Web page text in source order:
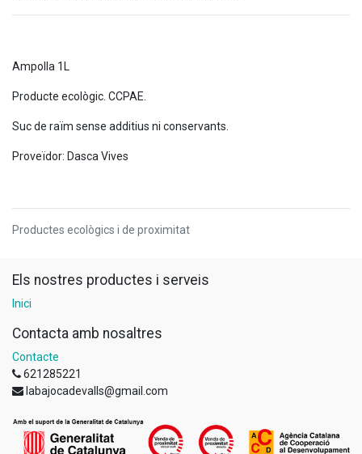
Ampolla 1L
Producte ecològic. CCPAE.
Suc de raïm sense additius ni conservants.
Proveïdor: Dasca Vives
Productes ecològics i de proximitat
Els nostres productes i serveis
Inici
Contacta amb nosaltres
Contacte
621285221
labajocadevalls@gmail.com